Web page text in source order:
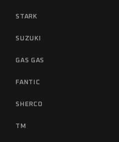
STARK
SUZUKI
GAS GAS
FANTIC
SHERCO
TM